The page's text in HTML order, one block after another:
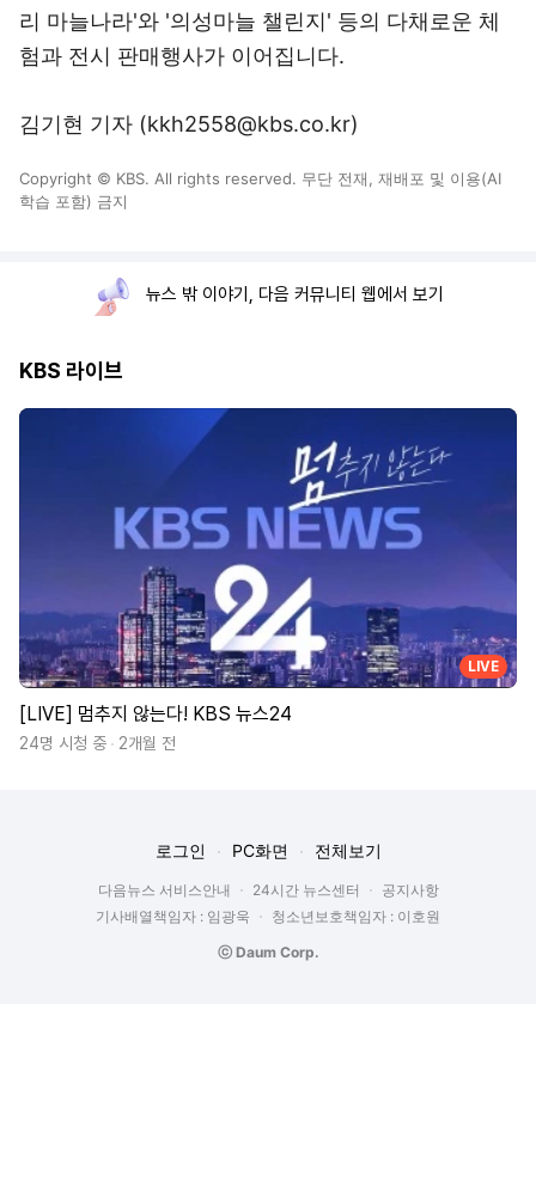
리 마늘나라'와 '의성마늘 챌린지' 등의 다채로운 체
험과 전시 판매행사가 이어집니다.
김기현 기자 (kkh2558@kbs.co.kr)
Copyright © KBS. All rights reserved. 무단 전재, 재배포 및 이용(AI
학습 포함) 금지
뉴스 밖 이야기, 다음 커뮤니티 웹에서 보기
KBS 라이브
LIVE
[LIVE] 멈추지 않는다! KBS 뉴스24
24명 시청 중 2개월 전
로그인 PC화면 전체보기
다음뉴스 서비스안내 24시간 뉴스센터
공지사항
기사배열책임자 : 임광욱
청소년보호책임자 : 이호원
ⓒ Daum Corp.